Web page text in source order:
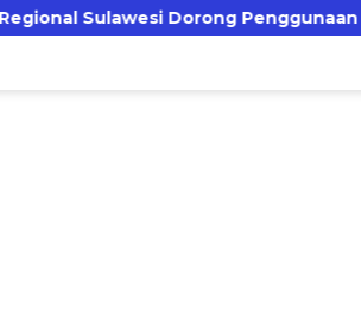
Dorong Penggunaan Bright Gas bagi